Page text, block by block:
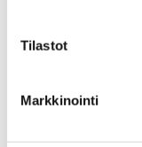
Tilastot
Markkinointi